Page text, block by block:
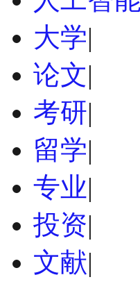
大学|
论文|
考研|
留学|
专业|
投资|
文献|